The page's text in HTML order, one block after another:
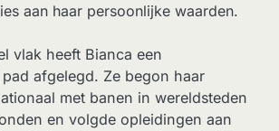
aan haar persoonlijke waarden.
vlak heeft Bianca een
afgelegd. Ze begon haar
met banen in wereldsteden
en volgde opleidingen aan